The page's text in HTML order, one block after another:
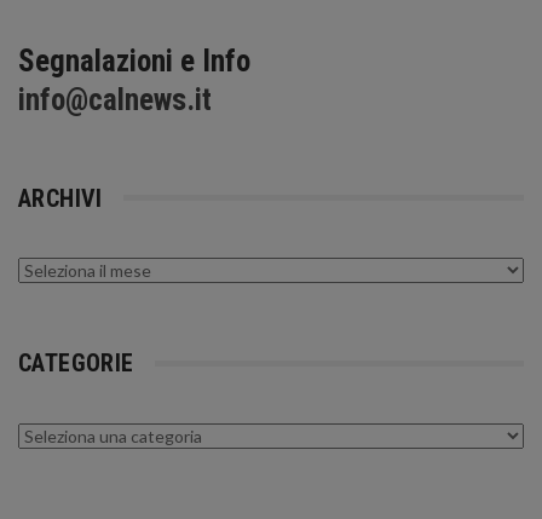
Segnalazioni e Info
info@calnews.it
ARCHIVI
Archivi
CATEGORIE
Categorie